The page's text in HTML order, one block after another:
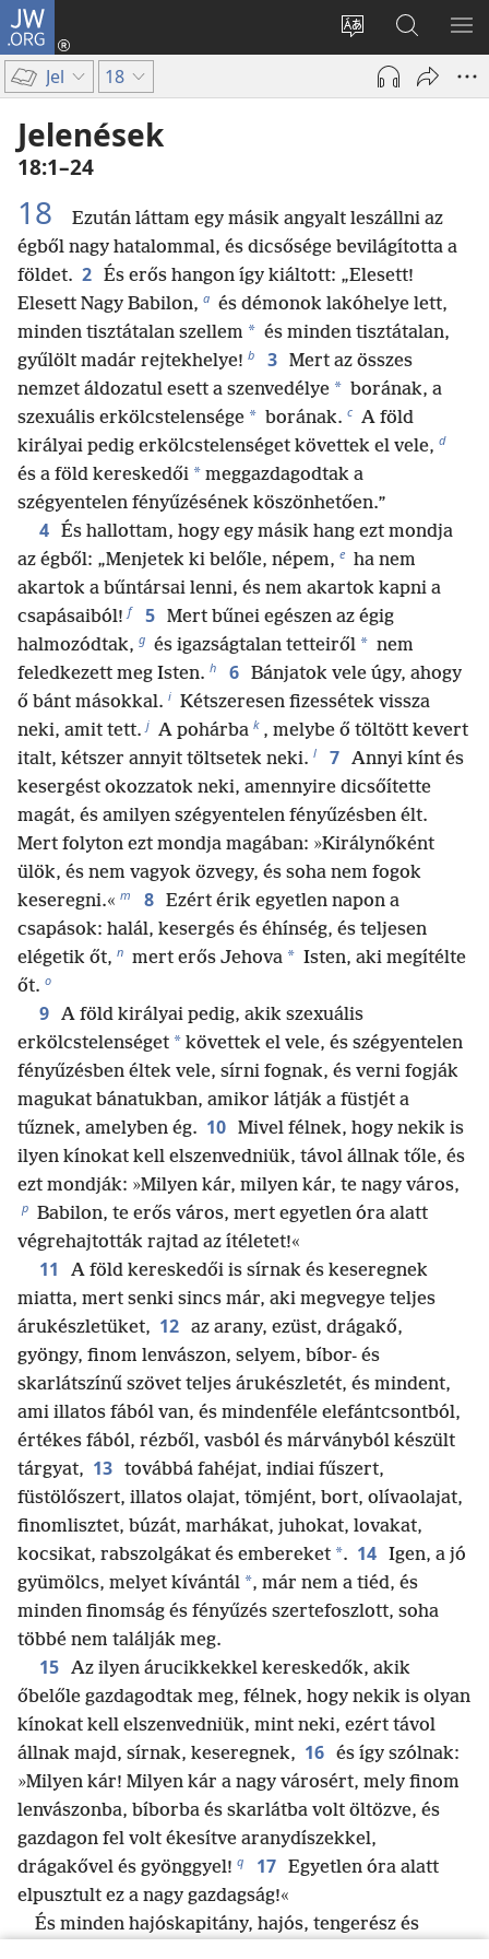
JW.ORG
Oldal
nyelvének
megváltoztatása
Bejelentkezés
(opens
window)
Keresés
a jw.org
honlapon
Jel 18
Jelenések
18:1–24
18
Ezután láttam egy másik angyalt leszállni az
égből nagy hatalommal, és dicsősége bevilágította a
földet. 2 És erős hangon így kiáltott: „Elesett!
Elesett Nagy Babilon, a és démonok lakóhelye lett,
minden tisztátalan szellem * és minden tisztátalan,
gyűlölt madár rejtekhelye! b 3 Mert az összes
nemzet áldozatul esett a szenvedélye * borának, a
szexuális erkölcstelensége * borának. c A föld
királyai pedig erkölcstelenséget követtek el vele, d
és a föld kereskedői * meggazdagodtak a
szégyentelen fényűzésének köszönhetően.”
4 És hallottam, hogy egy másik hang ezt mondja
az égből: „Menjetek ki belőle, népem, e ha nem
akartok a bűntársai lenni, és nem akartok kapni a
csapásaiból! f 5 Mert bűnei egészen az égig
halmozódtak, g és igazságtalan tetteiről * nem
feledkezett meg Isten. h 6 Bánjatok vele úgy, ahogy
ő bánt másokkal. i Kétszeresen fizessétek vissza
neki, amit tett. j A pohárba k , melybe ő töltött kevert
italt, kétszer annyit töltsetek neki. l 7 Annyi kínt és
kesergést okozzatok neki, amennyire dicsőítette
magát, és amilyen szégyentelen fényűzésben élt.
Mert folyton ezt mondja magában: »Királynőként
ülök, és nem vagyok özvegy, és soha nem fogok
keseregni.« m 8 Ezért érik egyetlen napon a
csapások: halál, kesergés és éhínség, és teljesen
elégetik őt, n mert erős Jehova * Isten, aki megítélte
őt. o
9 A föld királyai pedig, akik szexuális
erkölcstelenséget * követtek el vele, és szégyentelen
fényűzésben éltek vele, sírni fognak, és verni fogják
magukat bánatukban, amikor látják a füstjét a
tűznek, amelyben ég. 10 Mivel félnek, hogy nekik is
ilyen kínokat kell elszenvedniük, távol állnak tőle, és
ezt mondják: »Milyen kár, milyen kár, te nagy város,
p Babilon, te erős város, mert egyetlen óra alatt
végrehajtották rajtad az ítéletet!«
11
A föld kereskedői is sírnak és keseregnek
miatta, mert senki sincs már, aki megvegye teljes
árukészletüket, 12 az arany, ezüst, drágakő,
gyöngy, finom lenvászon, selyem, bíbor- és
skarlátszínű szövet teljes árukészletét, és mindent,
ami illatos fából van, és mindenféle elefántcsontból,
értékes fából, rézből, vasból és márványból készült
tárgyat, 13 továbbá fahéjat, indiai fűszert,
füstölőszert, illatos olajat, tömjént, bort, olívaolajat,
finomlisztet, búzát, marhákat, juhokat, lovakat,
kocsikat, rabszolgákat és embereket *. 14 Igen, a jó
gyümölcs, melyet kívántál *, már nem a tiéd, és
minden finomság és fényűzés szertefoszlott, soha
többé nem találják meg.
15 Az ilyen árucikkekkel kereskedők, akik
őbelőle gazdagodtak meg, félnek, hogy nekik is olyan
kínokat kell elszenvedniük, mint neki, ezért távol
állnak majd, sírnak, keseregnek, 16 és így szólnak:
»Milyen kár! Milyen kár a nagy városért, mely finom
lenvászonba, bíborba és skarlátba volt öltözve, és
gazdagon fel volt ékesítve aranydíszekkel,
drágakővel és gyönggyel! q 17 Egyetlen óra alatt
elpusztult ez a nagy gazdagság!«
És minden hajóskapitány, hajós, tengerész és